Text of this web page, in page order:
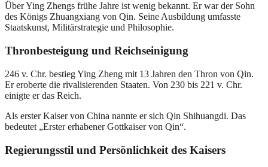
Über Ying Zhengs frühe Jahre ist wenig bekannt. Er war der Sohn
des Königs Zhuangxiang von Qin. Seine Ausbildung umfasste
Staatskunst, Militärstrategie und Philosophie.
Thronbesteigung und Reichseinigung
246 v. Chr. bestieg Ying Zheng mit 13 Jahren den Thron von Qin.
Er eroberte die rivalisierenden Staaten. Von 230 bis 221 v. Chr.
einigte er das Reich.
Als erster Kaiser von China nannte er sich Qin Shihuangdi. Das
bedeutet „Erster erhabener Gottkaiser von Qin“.
Regierungsstil und Persönlichkeit des Kaisers